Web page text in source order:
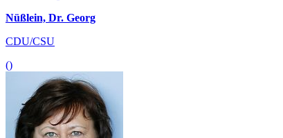
Nüßlein, Dr. Georg
CDU/CSU
()